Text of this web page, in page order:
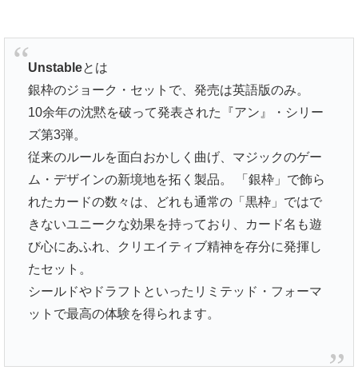
Unstableとは
銀枠のジョーク・セットで、発売は英語版のみ。
10余年の沈黙を破って発表された『アン』・シリー
ズ第3弾。
従来のルールを面白おかしく曲げ、マジックのゲー
ム・デザインの新境地を拓く製品。 「銀枠」で飾ら
れたカードの数々は、どれも通常の「黒枠」ではで
きないユニークな効果を持っており、カード名も遊
び心にあふれ、クリエイティブ精神を存分に発揮し
たセット。
シールドやドラフトといったリミテッド・フォーマ
ットで最高の体験を得られます。